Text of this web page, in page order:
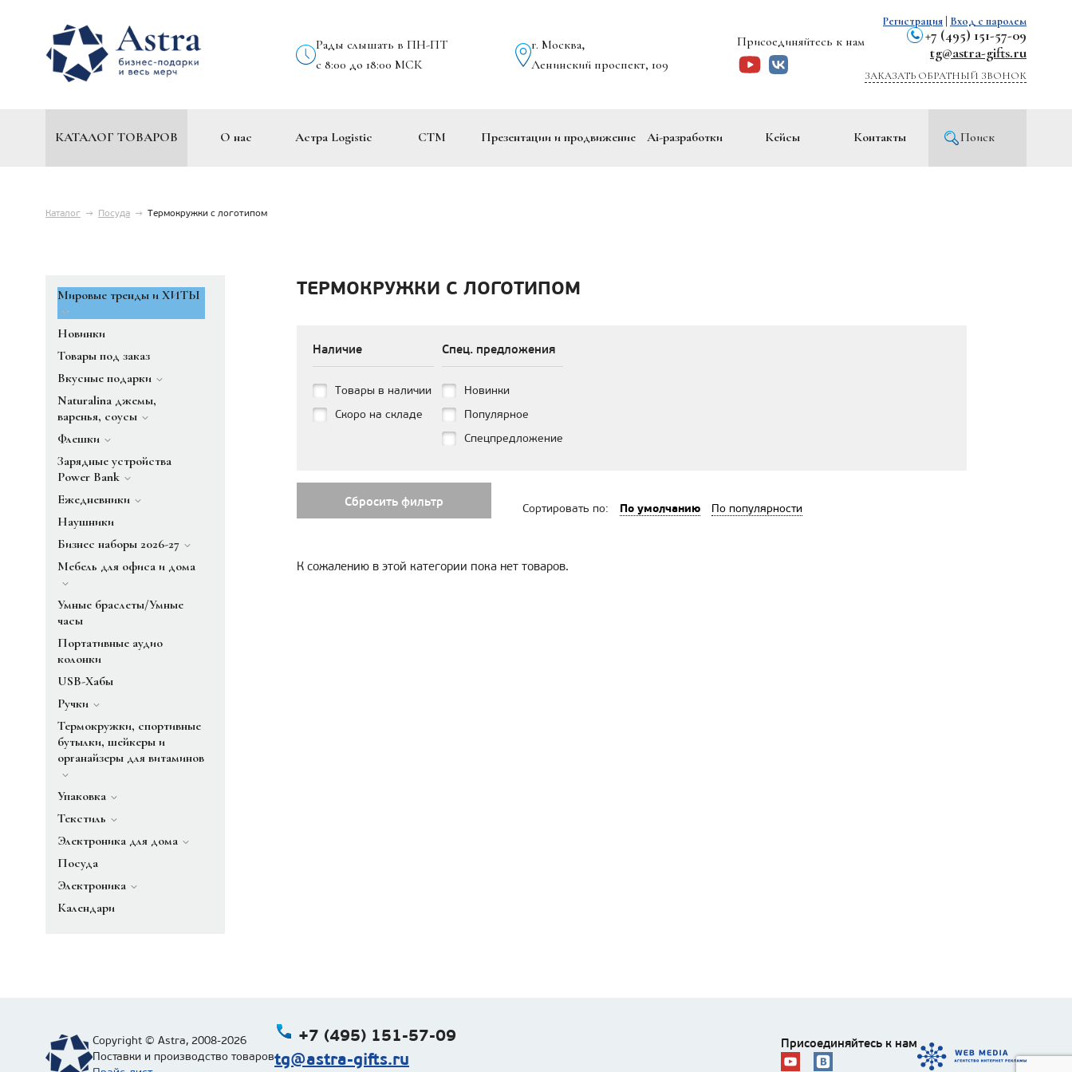
Рады слышать в ПН-ПТ
с 8:00 до 18:00 МСК
г. Москва,
Ленинский проспект, 109
Присоединяйтесь к нам
+7 (495) 151-57-09
tg@astra-gifts.ru
ЗАКАЗАТЬ ОБРАТНЫЙ ЗВОНОК
Регистрация Вход с паролем
КАТАЛОГ ТОВАРОВ О нас Астра Logistic СТМ Презентации и продвижение Ai-разработки Кейсы Контакты Поиск
Каталог → Посуда → Термокружки с логотипом
Мировые тренды и ХИТЫ
Новинки
Товары под заказ
Вкусные подарки
Naturalina джемы,
варенья, соусы
Флешки
Зарядные устройства
Power Bank
Ежедневники
Наушники
Бизнес наборы 2026-27
Мебель для офиса и дома
Умные браслеты/Умные
часы
Портативные аудио
колонки
USB-Хабы
Ручки
Термокружки, спортивные
бутылки, шейкеры и
органайзеры для витаминов
Упаковка
Текстиль
Электроника для дома
Посуда
Электроника
Календари
ТЕРМОКРУЖКИ С ЛОГОТИПОМ
Наличие
Товары в наличии
Скоро на складе
Спец. предложения
Новинки
Популярное
Спецпредложение
Сбросить фильтр Сортировать по: По умолчанию По популярности
К сожалению в этой категории пока нет товаров.
Copyright © Astra, 2008-2026
Поставки и производство товаров
+7 (495) 151-57-09
tg@astra-gifts.ru
Присоединяйтесь к нам